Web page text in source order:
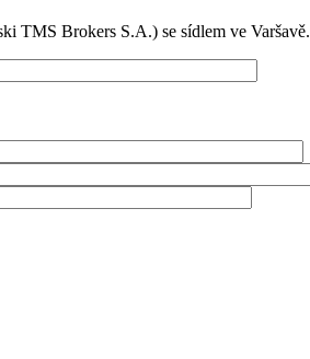
TMS Brokers S.A.) se sídlem ve Varšavě.